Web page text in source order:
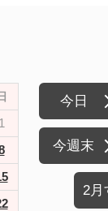
今日
今週末
2月